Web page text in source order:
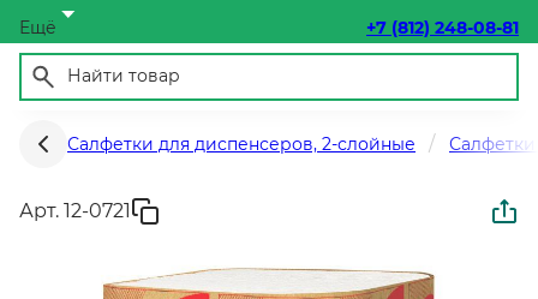
Ещё +7 (812) 248-08-81
Салфетки для диспенсеров, 2-слойные
Арт. 12-0721